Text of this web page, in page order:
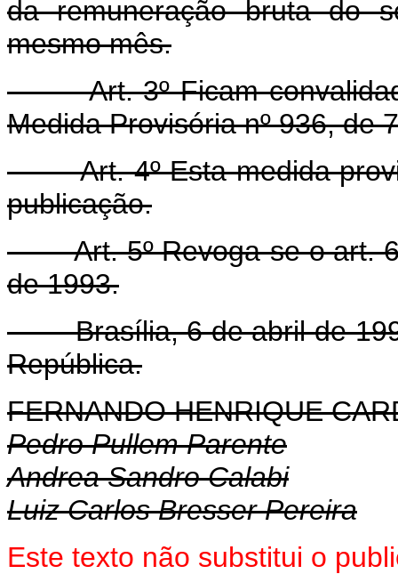
da remuneração bruta do
mesmo mês.
Art. 3º Ficam
Medida Provisória nº 936, de
Art. 4º Esta medida
publicação.
Art. 5º Revoga-se o art. 6º
de 1993.
Brasília, 6 de abril de
República.
FERNANDO HENRIQUE
Pedro Pullem Parente
Andrea Sandro Calabi
Luiz Carlos Bresser Pereira
Este texto não substitui o